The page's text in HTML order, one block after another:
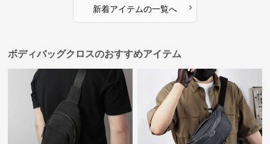
新着アイテムの一覧へ ›
ボディバッグクロスのおすすめアイテム